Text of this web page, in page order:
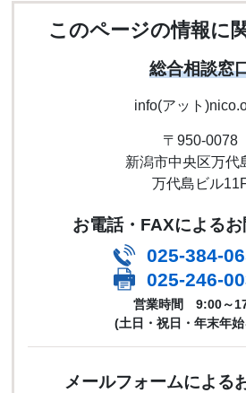
このページの情報に
総合相談窓
info(アット
〒950-0078
新潟市中央区万代
万代島ビル
お電話・FAXによる
025-384-
025-246-
営業時間 9:00～
(土日・祝日・年末年
メールフォームによる